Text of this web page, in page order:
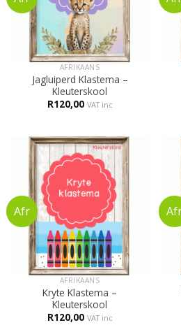
AFRIKAANS
Jagluiperd Klastema –
Kleuterskool
R120,00 VAT inc
AFRIKAANS
Kryte Klastema –
Kleuterskool
R120,00 VAT inc